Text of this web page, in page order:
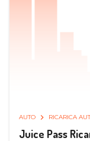
AUTO RICARICA
Juice Pass